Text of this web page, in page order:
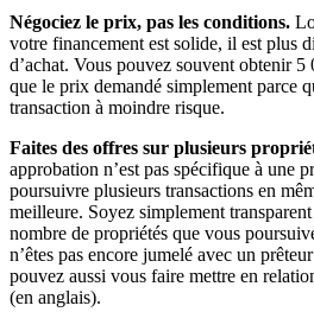
Négociez le prix, pas les conditions.
votre financement est solide, il est plus
d’achat. Vous pouvez souvent obtenir
que le prix demandé simplement parce
transaction à moindre risque.
Faites des offres sur plusieurs
approbation n’est pas spécifique à une
poursuivre plusieurs transactions en
meilleure. Soyez simplement
nombre de propriétés que vous
n’êtes pas encore jumelé avec un
pouvez aussi vous faire mettre en
(en anglais).